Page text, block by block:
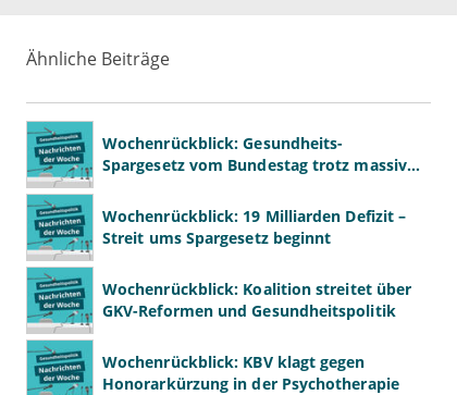
Ähnliche Beiträge
Wochenrückblick: Gesundheits-
Spargesetz vom Bundestag trotz massiver
Wochenrückblick: 19 Milliarden Defizit –
Streit ums Spargesetz beginnt
Wochenrückblick: Koalition streitet über
GKV-Reformen und Gesundheitspolitik
Wochenrückblick: KBV klagt gegen
Honorarkürzung in der Psychotherapie